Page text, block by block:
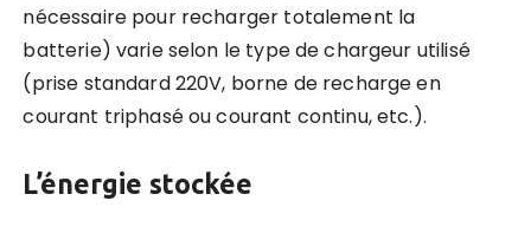
nécessaire pour recharger totalement la
batterie) varie selon le type de chargeur utilisé
(prise standard 220V, borne de recharge en
courant triphasé ou courant continu, etc.).
L’énergie stockée